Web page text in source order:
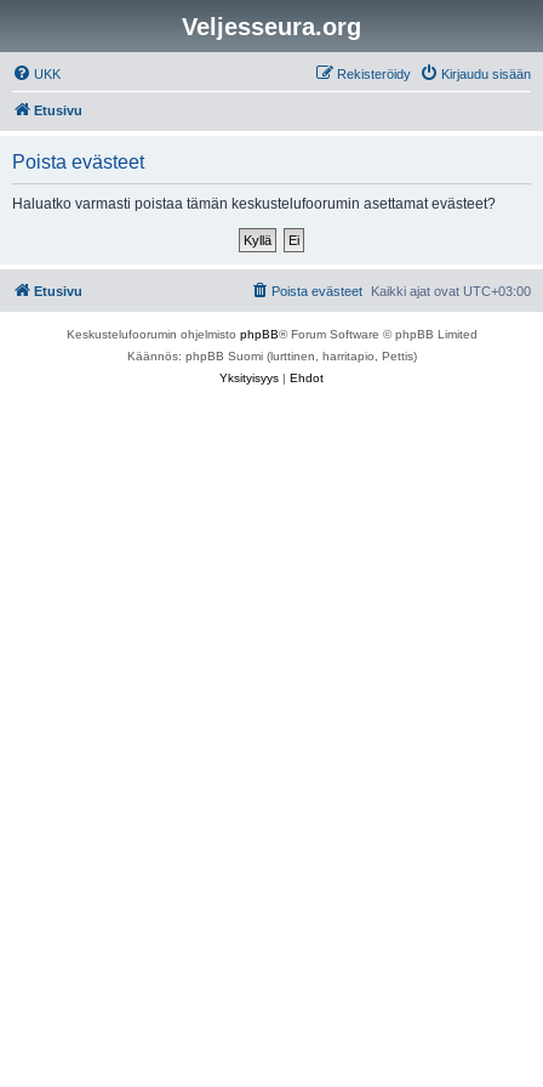
Veljesseura.org
UKK Kirjaudu sisään
Rekisteröidy
Etusivu
Poista evästeet
Haluatko varmasti poistaa tämän keskustelufoorumin asettamat evästeet?
Etusivu Kaikki ajat ovat UTC+03:00
Poista evästeet
Keskustelufoorumin ohjelmisto phpBB® Forum Software © phpBB Limited
Käännös: phpBB Suomi (lurttinen, harritapio, Pettis)
Yksityisyys | Ehdot